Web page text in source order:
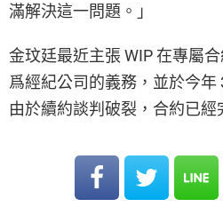
滿解決這一問題。」
金玟廷最近主張 WIP 在專屬
爲經紀公司的義務，並於今
由於續約談判破裂，合約已經